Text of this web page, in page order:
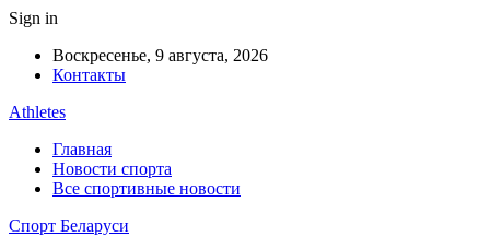
Sign in
Воскресенье, 9 августа, 2026
Контакты
Athletes
Главная
Новости спорта
Все спортивные новости
Спорт Беларуси